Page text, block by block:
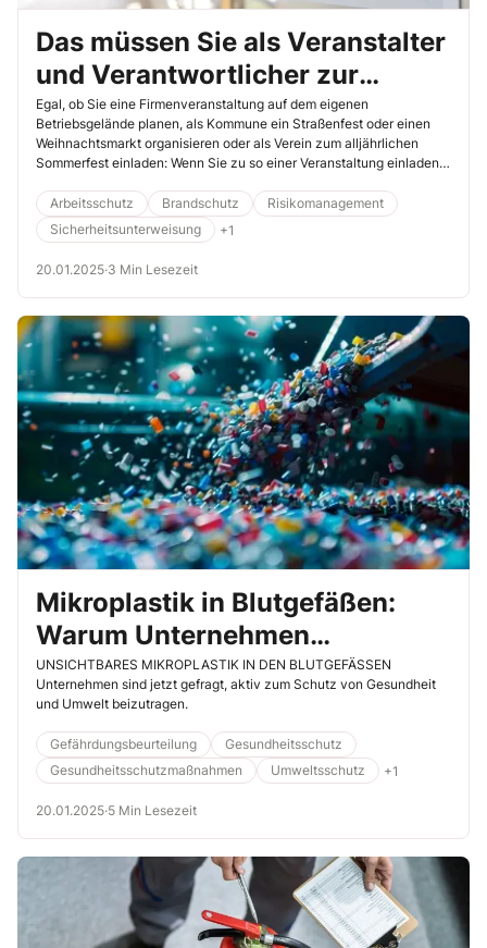
Das müssen Sie als Veranstalter
und Verantwortlicher zur
Betreiberpflicht wissen
Egal, ob Sie eine Firmenveranstaltung auf dem eigenen
Betriebsgelände planen, als Kommune ein Straßenfest oder einen
Weihnachtsmarkt organisieren oder als Verein zum alljährlichen
Sommerfest einladen: Wenn Sie zu so einer Veranstaltung einladen,
Ihnen ruht damit die sogenannte „Betreiberpflicht“. Was Sie hierbei
alles beachten müssen, erfahren Sie in diesem Beitrag.
Arbeitsschutz Brandschutz
Risikomanagement
Sicherheitsunterweisung
+1
20.01.2025·3 Min Lesezeit
Mikroplastik in Blutgefäßen:
Warum Unternehmen
verpflichtet sind, unsere
Gesundheit und Umwelt zu
schützen
UNSICHTBARES MIKROPLASTIK IN DEN BLUTGEFÄSSEN
Unternehmen sind jetzt gefragt, aktiv zum Schutz von Gesundheit
und Umwelt beizutragen.
Gefährdungsbeurteilung
Gesundheitsschutz
Gesundheitsschutzmaßnahmen
Umweltsschutz +1
20.01.2025·5 Min Lesezeit